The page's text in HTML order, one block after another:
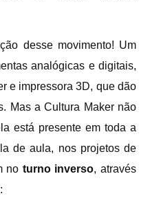
desse movimento! Um
analógicas e digitais,
e impressora 3D, que dão
Mas a Cultura Maker não
está presente em toda a
de aula, nos projetos de
no turno inverso, através